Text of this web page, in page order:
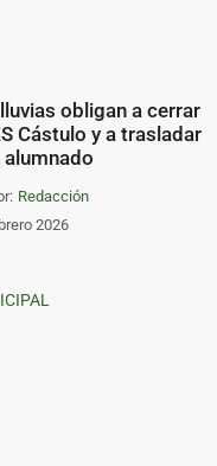
obligan a cerrar
Cástulo y a trasladar
alumnado
Redacción
2026